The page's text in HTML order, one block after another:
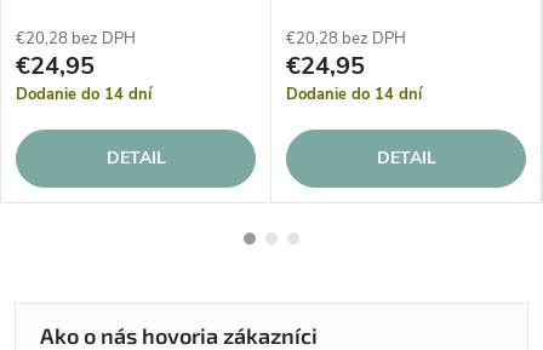
€20,28 bez DPH
€24,95
Dodanie do 14 dní
DETAIL
€20,28 bez DPH
€24,95
Dodanie do 14 dní
DETAIL